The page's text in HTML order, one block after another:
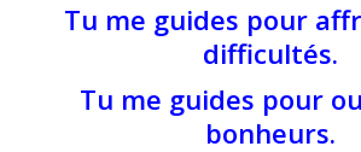
Tu me guides pour
difficultés.
Tu me guides pour
bonheurs.